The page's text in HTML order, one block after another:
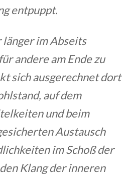
entpuppt.
länger im Abseits
andere am Ende zu
sich ausgerechnet dort
auf dem
und beim
Austausch
im Schoß der
Klang der inneren